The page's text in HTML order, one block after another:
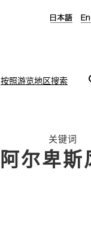
按照游览地区搜索
关键词
阿尔卑斯